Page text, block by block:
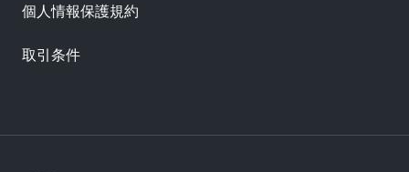
個人情報保護規約
取引条件